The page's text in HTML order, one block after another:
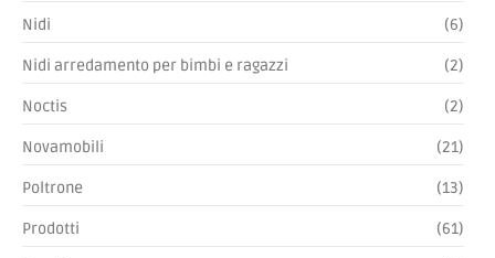
Nidi (6)
Nidi arredamento per bimbi e ragazzi (2)
Noctis (2)
Novamobili (21)
Poltrone (13)
Prodotti (61)